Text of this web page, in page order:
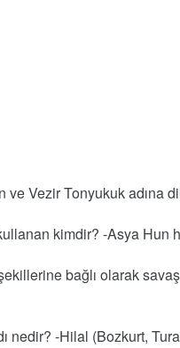
Vezir Tonyukuk adına
kimdir? -Asya Hun
bağlı olarak
nedir? -Hilal (Bozkurt,